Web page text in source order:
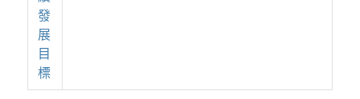
發
展
目
標